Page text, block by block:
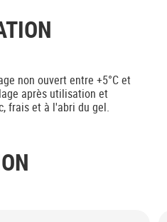
non ouvert entre +5°C et
après utilisation et
frais et à l'abri du gel.